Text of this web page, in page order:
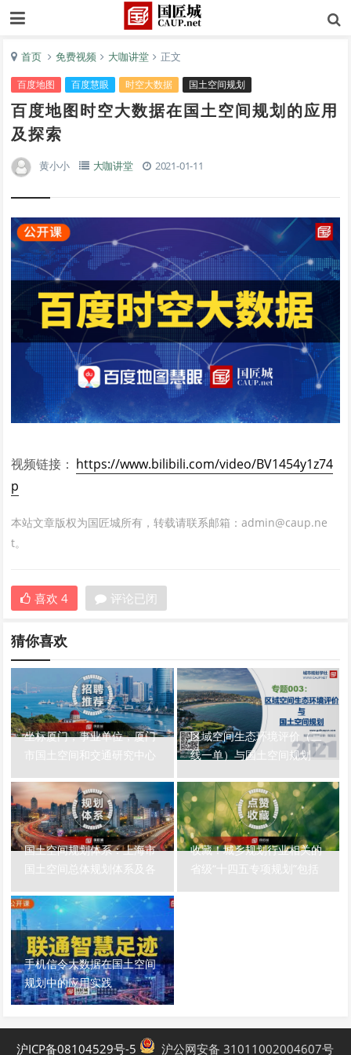
首页 免费视频 大咖讲堂 正文
百度地图 百度慧眼 时空大数据 国土空间规划
百度地图时空大数据在国土空间规划的应用
及探索
黄小小 大咖讲堂 2021-01-11
视频链接： https://www.bilibili.com/video/BV1454y1z74
p
本站文章版权为国匠城所有，转载请联系邮箱：admin@caup.ne
t。
喜欢 4 评论已闭
猜你喜欢
坐标厦门，事业单位，厦门
市国土空间和交通研究中心
届毕业生）
区域空间生态环境评价（三
线一单）与国土空间规划
国土空间规划体系：上海市
国土空间总体规划体系及各
收藏！城乡规划行业相关的
省级“十四五专项规划”包括
手机信令大数据在国土空间
规划中的应用实践
沪ICP备08104529号-5 沪公网安备 31011002004607号